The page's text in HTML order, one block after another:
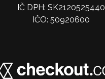
IČ DPH: SK2120525440
IČO: 50920600